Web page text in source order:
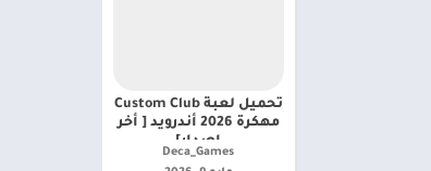
تحميل لعبة Custom Club
مهكرة 2026 أندرويد [ أخر
إصدار]
Deca_Games‏